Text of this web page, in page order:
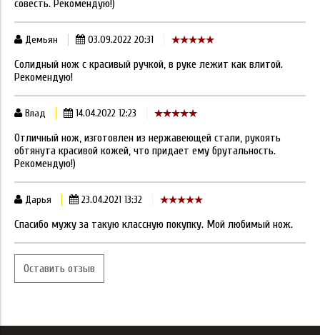
совесть. Рекомендую!)
Демьян 03.09.2022 20:31
Солидный нож с красивый ручкой, в руке лежит как влитой.
Рекомендую!
Влад 14.04.2022 12:23
Отличный нож, изготовлен из нержавеющей стали, рукоять
обтянута красивой кожей, что придает ему брутальность.
Рекомендую!)
Дарья 23.04.2021 13:32
Спасибо мужу за такую классную покупку. Мой любимый нож.
Оставить отзыв